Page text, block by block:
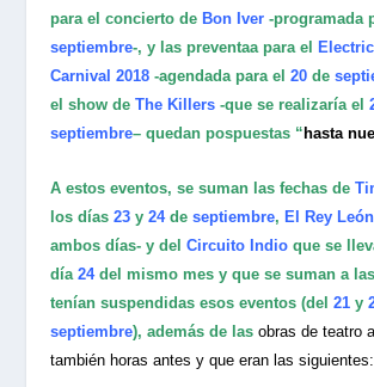
para el concierto deBon Iver -programada
septiembre-, y las preventaa para elE
Carnival 2018 -agendada para el20 de
el show deThe Killers -que se realizaría el
septiembre– quedan pospuestas “hasta
A estos eventos, se suman las fechas de
los días23 y24deseptiembre, El Rey León
ambos días- y delCircuito Indio que se
día24del mismo mes y que se suman a
tenían suspendidas esos eventos (del21 y
septiembre), además de las obras de teatro
también horas antes y que eran las siguientes: